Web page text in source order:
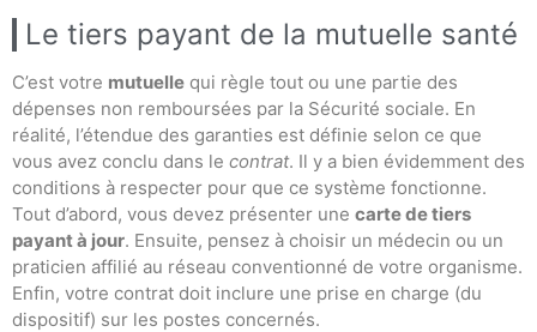
Le tiers payant de la mutuelle santé
C’est votre mutuelle qui règle tout ou une partie des
dépenses non remboursées par la Sécurité sociale. En
réalité, l’étendue des garanties est définie selon ce que
vous avez conclu dans le contrat. Il y a bien évidemment des
conditions à respecter pour que ce système fonctionne.
Tout d’abord, vous devez présenter une carte de tiers
payant à jour. Ensuite, pensez à choisir un médecin ou un
praticien affilié au réseau conventionné de votre organisme.
Enfin, votre contrat doit inclure une prise en charge (du
dispositif) sur les postes concernés.